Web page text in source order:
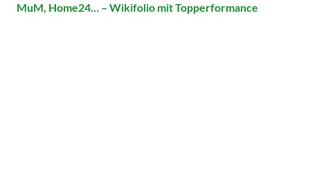
MuM, Home24… – Wikifolio mit Topperformance